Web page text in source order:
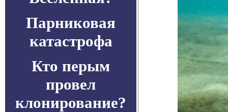
Парниковая
катастрофа
Кто перым
провел
клонирование?